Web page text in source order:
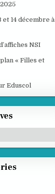
et 14 décembre à
NSI
« Filles et
Eduscol